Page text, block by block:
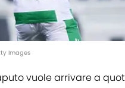
Images
vuole arrivare a